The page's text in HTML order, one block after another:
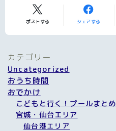
ポストする シェアする
カテゴリー
Uncategorized
おうち時間
おでかけ
こどもと行く！プールまとめ
宮城・仙台エリア
仙台港エリア